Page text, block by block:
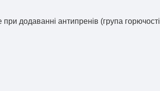
при додаванні антипренів (група